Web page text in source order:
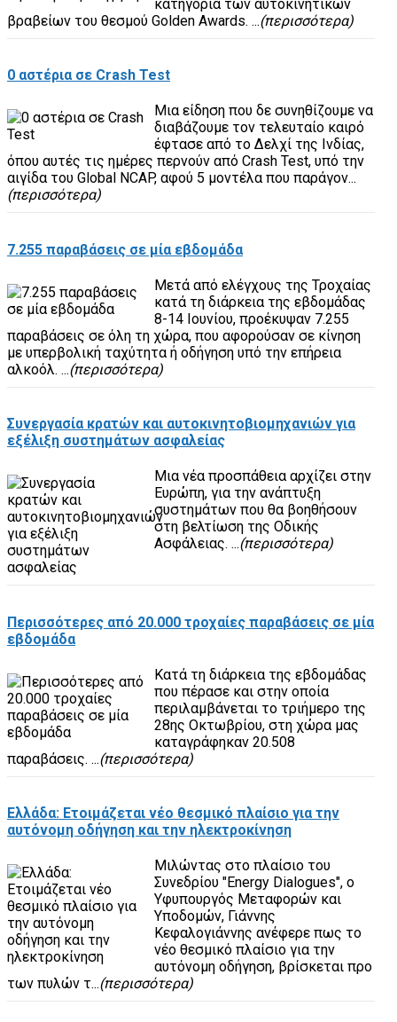
κατηγορία των αυτοκινητικών
βραβείων του θεσμού Golden Awards. ...(περισσότερα)
0 αστέρια σε Crash Test
Μια είδηση που δε συνηθίζουμε να
διαβάζουμε τον τελευταίο καιρό
έφτασε από το Δελχί της Ινδίας,
όπου αυτές τις ημέρες περνούν από Crash Test, υπό την
αιγίδα του Global NCAP, αφού 5 μοντέλα που παράγον...
(περισσότερα)
7.255 παραβάσεις σε μία εβδομάδα
Μετά από ελέγχους της Τροχαίας
κατά τη διάρκεια της εβδομάδας
8-14 Ιουνίου, προέκυψαν 7.255
παραβάσεις σε όλη τη χώρα, που αφορούσαν σε κίνηση
με υπερβολική ταχύτητα ή οδήγηση υπό την επήρεια
αλκοόλ. ...(περισσότερα)
Συνεργασία κρατών και αυτοκινητοβιομηχανιών για
εξέλιξη συστημάτων ασφαλείας
Μια νέα προσπάθεια αρχίζει στην
Ευρώπη, για την ανάπτυξη
συστημάτων που θα βοηθήσουν
στη βελτίωση της Οδικής
Ασφάλειας. ...(περισσότερα)
Περισσότερες από 20.000 τροχαίες παραβάσεις σε μία
εβδομάδα
Κατά τη διάρκεια της εβδομάδας
που πέρασε και στην οποία
περιλαμβάνεται το τριήμερο της
28ης Οκτωβρίου, στη χώρα μας
καταγράφηκαν 20.508
παραβάσεις. ...(περισσότερα)
Ελλάδα: Ετοιμάζεται νέο θεσμικό πλαίσιο για την
αυτόνομη οδήγηση και την ηλεκτροκίνηση
Μιλώντας στο πλαίσιο του
Συνεδρίου "Energy Dialogues", ο
Υφυπουργός Μεταφορών και
Υποδομών, Γιάννης
Κεφαλογιάννης ανέφερε πως το
νέο θεσμικό πλαίσιο για την
αυτόνομη οδήγηση, βρίσκεται προ
των πυλών τ...(περισσότερα)